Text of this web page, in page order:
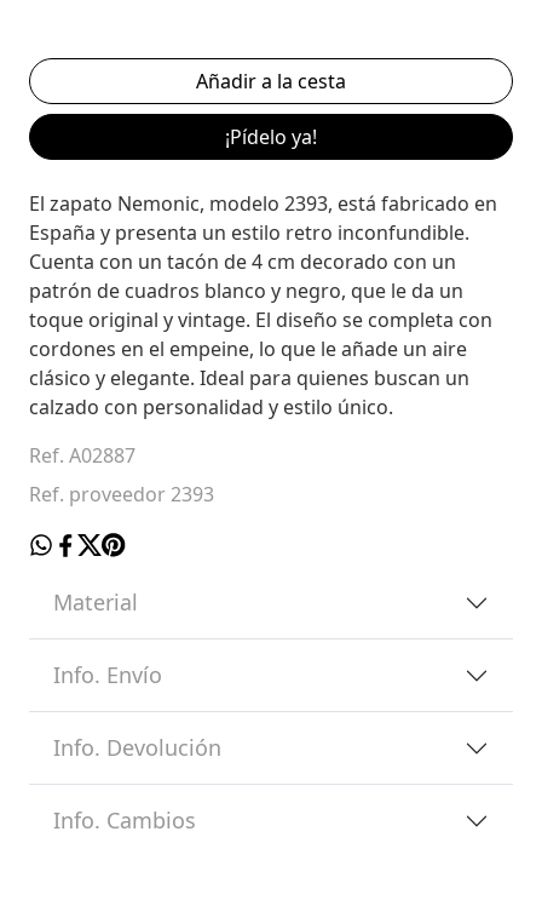
¡Pídelo ya!
El zapato Nemonic, modelo 2393, está fabricado en
España y presenta un estilo retro inconfundible.
Cuenta con un tacón de 4 cm decorado con un
patrón de cuadros blanco y negro, que le da un
toque original y vintage. El diseño se completa con
cordones en el empeine, lo que le añade un aire
clásico y elegante. Ideal para quienes buscan un
calzado con personalidad y estilo único.
Ref. A02887
Ref. proveedor 2393
Material
Info. Envío
Info. Devolución
Info. Cambios